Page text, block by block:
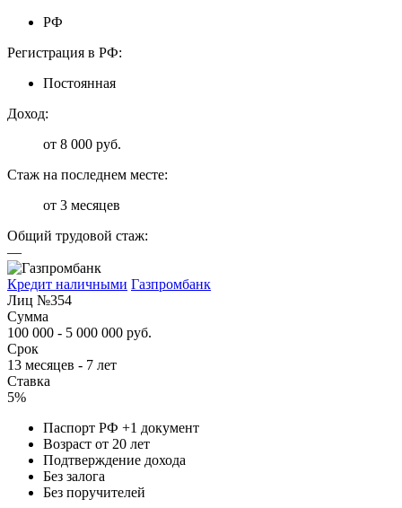
РФ
Регистрация в РФ:
Постоянная
Доход:
от 8 000 руб.
Стаж на последнем месте:
от 3 месяцев
Общий трудовой стаж:
—
Кредит наличными Газпромбанк
Лиц №354
Сумма
100 000 - 5 000 000 руб.
Срок
13 месяцев - 7 лет
Ставка
5%
Паспорт РФ +1 документ
Возраст от 20 лет
Подтверждение дохода
Без залога
Без поручителей